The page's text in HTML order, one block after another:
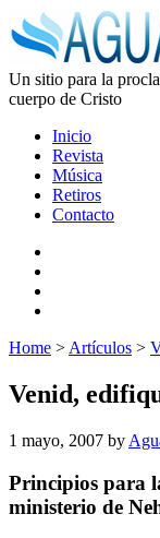
Un sitio para la
cuerpo de Cristo
Inicio
Revista
Música
Retiros
Contacto
Home > Artículos >
Venid,
1 mayo, 2007 by
Principios para
ministerio de